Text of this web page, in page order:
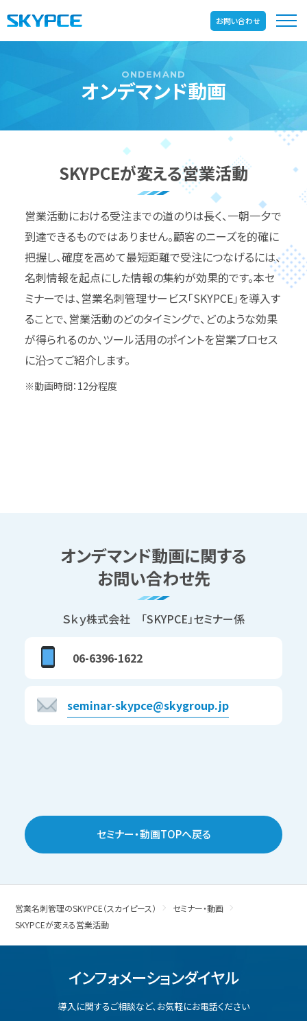
お問い合わせ
オンデマンド動画
SKYPCEが変える営業活動
営業活動における受注までの道のりは長く、一朝一夕で
到達できるものではありません。顧客のニーズを的確に
把握し、確度を高めて最短距離で受注につなげるには、
名刺情報を起点にした情報の集約が効果的です。本セ
ミナーでは、営業名刺管理サービス「SKYPCE」を導入す
ることで、営業活動のどのタイミングで、どのような効果
が得られるのか、ツール活用のポイントを営業プロセス
に沿ってご紹介します。
※動画時間：12分程度
オンデマンド動画に関する
お問い合わせ先
Ｓｋｙ株式会社 「SKYPCE」セミナー係
06-6396-1622
seminar-skypce@skygroup.jp
セミナー・動画TOPへ戻る
営業名刺管理のSKYPCE（スカイピース）
セミナー・動画
SKYPCEが変える営業活動
インフォメーションダイヤル
導入に関するご相談など、お気軽にお電話ください